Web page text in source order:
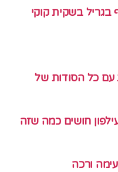
בשקית קוקי
עם כל הסודות של
חושים כמה שזה
ורכה